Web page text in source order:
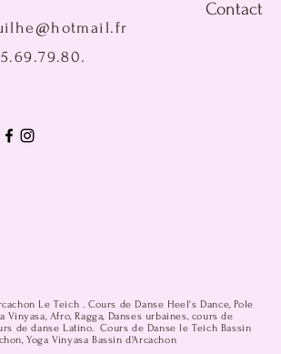
Contact
Le Teich . Cours de Danse Heel's Dance, Pole
Afro, Ragga, Danses urbaines, cours de
de danse Latino. Cours de Danse le Teich Bassin
Yoga Vinyasa Bassin d'Arcachon